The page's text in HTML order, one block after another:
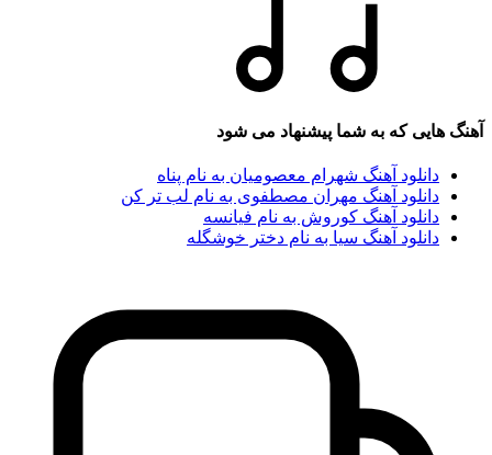
هایی که به شما پیشنهاد می شود
دانلود آهنگ شهرام معصومیان به نام پناه
دانلود آهنگ مهران مصطفوی به نام لب تر کن
دانلود آهنگ کوروش به نام فیانسه
دانلود آهنگ سیا به نام دختر خوشگله